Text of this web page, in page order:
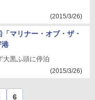
(2015/3/26)
マリナー・オブ・ザ・
港
大黒ふ頭に停泊
(2015/3/26)
6